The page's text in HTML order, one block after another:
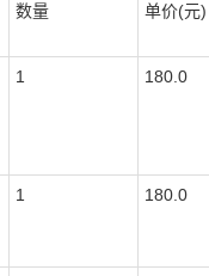
数量 单价(元)
1 180.0
1 180.0